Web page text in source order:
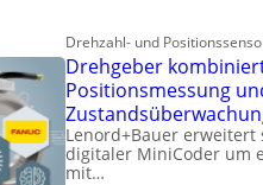
Drehzahl- und
Drehgeber
Positionsmessung
Lenord+Bauer erweitert
digitaler MiniCoder um
mit…